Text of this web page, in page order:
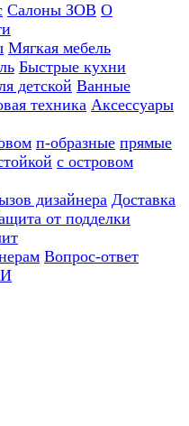
Салоны ЗОВ О
Мягкая мебель
Быстрые кухни
детской Ванные
техника Аксессуары
п-образные прямые
с островом
дизайнера Доставка
от подделки
Вопрос-ответ